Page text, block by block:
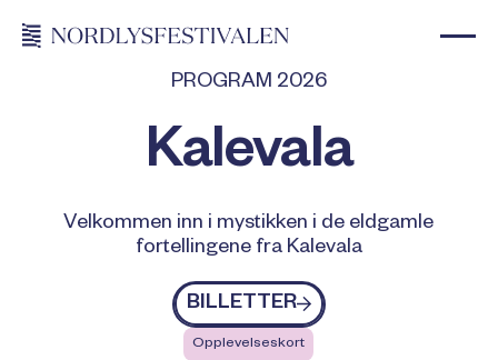
PROGRAM 2026
Kalevala
Velkommen inn i mystikken i de eldgamle
fortellingene fra Kalevala
Billetter
BILLETTER
Opplevelseskort